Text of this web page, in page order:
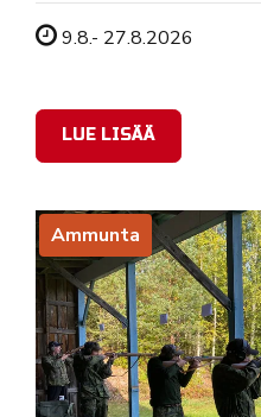
Tapahtuman ajankohta
9.8.- 27.8.2026
LUE LISÄÄ
Ammunta